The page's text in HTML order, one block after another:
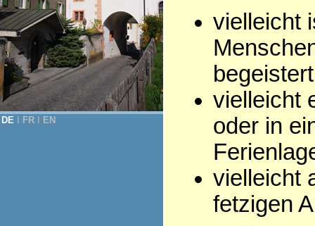
DE FR EN
vielleicht
vielleicht
oder in
vielleicht
fetzigen